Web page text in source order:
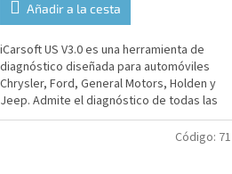
Añadir a la cesta
iCarsoft US V3.0 es una herramienta de
diagnóstico diseñada para automóviles
Chrysler, Ford, General Motors, Holden y
Jeep. Admite el diagnóstico de todas las
unidades, lo que...
Código: 71